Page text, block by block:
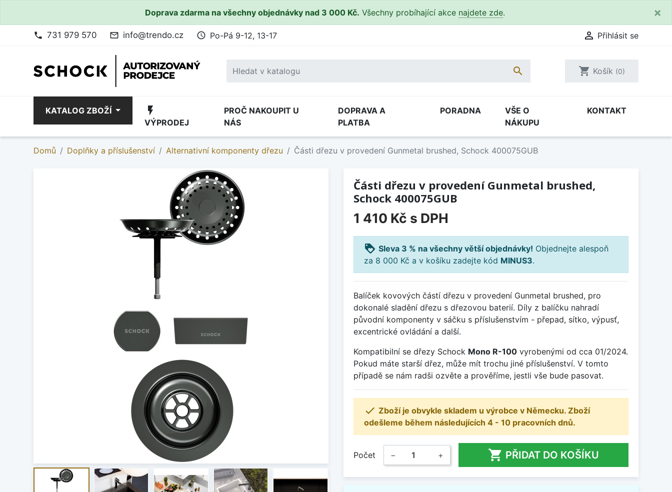
Doprava zdarma na všechny objednávky nad 3 000 Kč. Všechny probíhající akce najdete zde. ×
phone 731 979 570 mail_outline info@trendo.cz access_time Po-Pá 9-12, 13-17  Přihlásit se
 shopping_cart Košík (0)
KATALOG ZBOŽÍ flash_on
VÝPRODEJ
PROČ NAKOUPIT U
NÁS
DOPRAVA A
PLATBA
PORADNA
VŠE O
NÁKUPU
KONTAKT
Domů Doplňky a příslušenství Alternativní komponenty dřezu Části dřezu v provedení Gunmetal brushed, Schock 400075GUB
Části dřezu v provedení Gunmetal brushed,
Schock 400075GUB
1 410 Kč s DPH
loyalty Sleva 3 % na všechny větší objednávky! Objednejte alespoň
za 8 000 Kč a v košíku zadejte kód MINUS3.
Balíček kovových částí dřezu v provedení Gunmetal brushed, pro
dokonalé sladění dřezu s dřezovou baterií. Díly z balíčku nahradí
původní komponenty v sáčku s příslušenstvím - přepad, sítko, výpusť,
excentrické ovládání a další.
Kompatibilní se dřezy Schock Mono R-100 vyrobenými od cca 01/2024.
Pokud máte starší dřez, může mít trochu jiné příslušenství. V tomto
případě se nám radši ozvěte a prověříme, jestli vše bude pasovat.
 Zboží je obvykle skladem u výrobce v Německu. Zboží
odešleme během následujících 4 - 10 pracovních dnů.
Počet − +  PŘIDAT DO KOŠÍKU